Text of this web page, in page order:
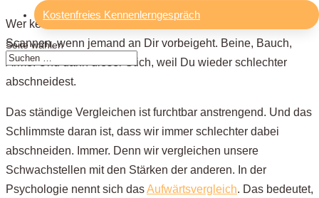
Kostenfreies Kennenlerngespräch
Seite wählen
Zwei Möglichkeiten
Die 3 Schritte, die mir geholfen haben (Plus eine Übung
Schritt 1: Merken, wann es passiert
Schritt 2: Verstehen, warum ich das mache
Wer kennt diese Gedanken nicht? Dieses automatische
Scannen, wenn jemand an Dir vorbeigeht. Beine, Bauch,
Arme. Und dann dieser Stich, weil Du wieder schlechter
abschneidest.
Das ständige Vergleichen ist furchtbar anstrengend. Und das
Schlimmste daran ist, dass wir immer schlechter dabei
abschneiden. Immer. Denn wir vergleichen unsere
Schwachstellen mit den Stärken der anderen. In der
Psychologie nennt sich dasAufwärtsvergleich. Das bedeutet,